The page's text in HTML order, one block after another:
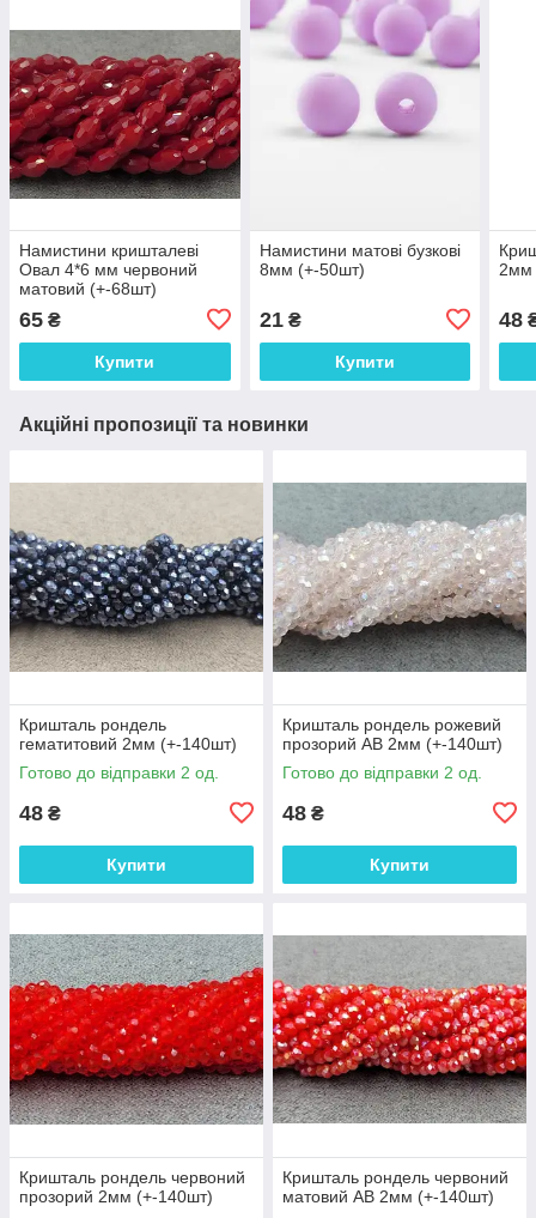
Намистини кришталеві
Овал 4*6 мм червоний
матовий (+-68шт)
65 ₴
Купити
Намистини матові бузкові
8мм (+-50шт)
21₴
Купити
2мм
48
Акційні пропозиції та новинки
Кришталь рондель
гематитовий 2мм (+-140шт)
Готово до відправки 2 од.
48 ₴
Купити
Кришталь рондель рожевий
прозорий АВ 2мм (+-140шт)
Готово до відправки 2 од.
48 ₴
Купити
Кришталь рондель червоний
прозорий 2мм (+-140шт)
Кришталь рондель червоний
матовий АВ 2мм (+-140шт)